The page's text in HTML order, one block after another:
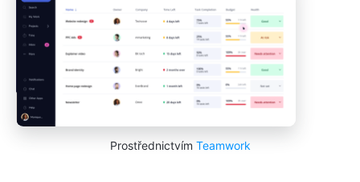
Prostřednictvím Teamwork